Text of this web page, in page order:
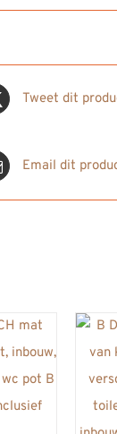
Tweet dit
Email dit